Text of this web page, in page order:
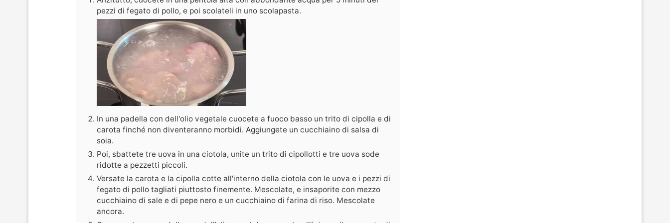
pezzi di fegato di pollo, e poi scolateli in uno scolapasta.
In una padella con dell'olio vegetale cuocete a fuoco basso un trito di cipolla e di
carota finché non diventeranno morbidi. Aggiungete un cucchiaino di salsa di
soia.
Poi, sbattete tre uova in una ciotola, unite un trito di cipollotti e tre uova sode
ridotte a pezzetti piccoli.
Versate la carota e la cipolla cotte all'interno della ciotola con le uova e i pezzi di
fegato di pollo tagliati piuttosto finemente. Mescolate, e insaporite con mezzo
cucchiaino di sale e di pepe nero e un cucchiaino di farina di riso. Mescolate
ancora.